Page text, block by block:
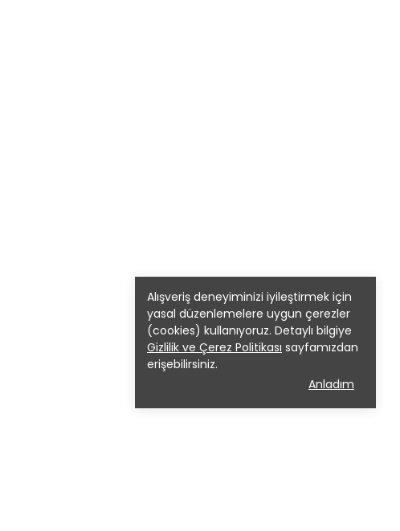
Alışveriş deneyiminizi iyileştirmek için
yasal düzenlemelere uygun çerezler
(cookies) kullanıyoruz. Detaylı bilgiye
Gizlilik ve Çerez Politikası sayfamızdan
erişebilirsiniz.
Anladım